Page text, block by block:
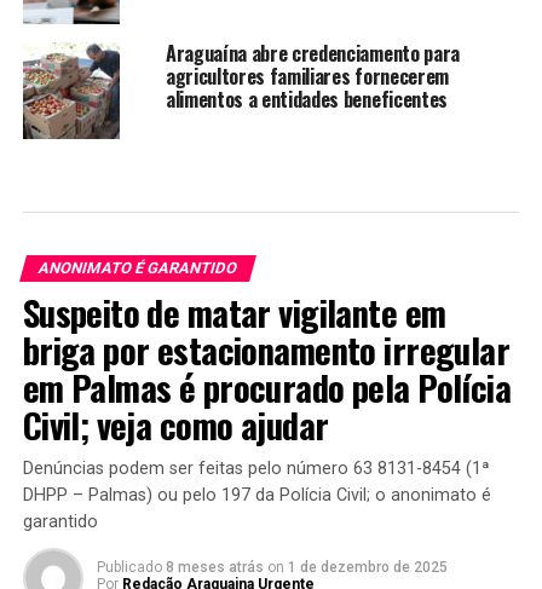
Araguaína abre credenciamento para
agricultores familiares fornecerem
alimentos a entidades beneficentes
ANONIMATO É GARANTIDO
Suspeito de matar vigilante em
briga por estacionamento irregular
em Palmas é procurado pela Polícia
Civil; veja como ajudar
Denúncias podem ser feitas pelo número 63 8131-8454 (1ª
DHPP – Palmas) ou pelo 197 da Polícia Civil; o anonimato é
garantido
Publicado 8 meses atrás on 1 de dezembro de 2025
Por Redação Araguaina Urgente